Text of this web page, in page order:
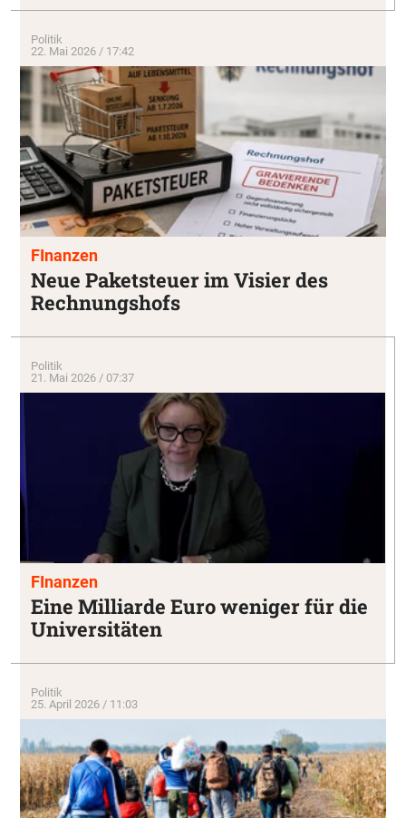
Politik
22. Mai 2026 / 17:42
FInanzen
Neue Paketsteuer im Visier des
Rechnungshofs
Politik
21. Mai 2026 / 07:37
FInanzen
Eine Milliarde Euro weniger für die
Universitäten
Politik
25. April 2026 / 11:03